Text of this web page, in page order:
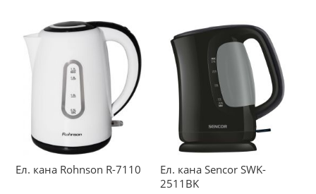
Ел. кана Rohnson R-7110
Ел. кана Sencor SWK-
2511BK